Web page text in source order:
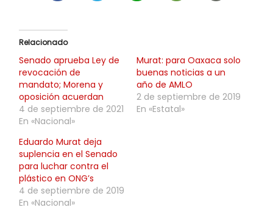
Relacionado
Senado aprueba Ley de
revocación de
mandato; Morena y
oposición acuerdan
4 de septiembre de 2021
En «Nacional»
Murat: para Oaxaca solo
buenas noticias a un
año de AMLO
2 de septiembre de 2019
En «Estatal»
Eduardo Murat deja
suplencia en el Senado
para luchar contra el
plástico en ONG’s
4 de septiembre de 2019
En «Nacional»